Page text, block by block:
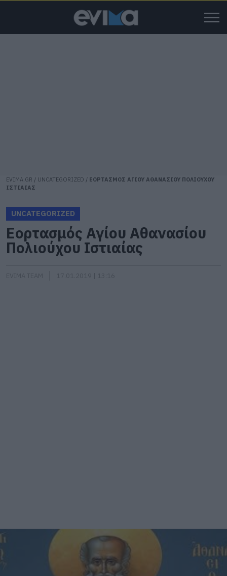
EVIMA.GR / UNCATEGORIZED / ΕΟΡΤΑΣΜΟΣ ΑΓΙΟΥ ΑΘΑΝΑΣΙΟΥ ΠΟΛΙΟΥΧΟΥ
ΙΣΤΙΑΙΑΣ
UNCATEGORIZED
Εορτασμός Αγίου Αθανασίου
Πολιούχου Ιστιαίας